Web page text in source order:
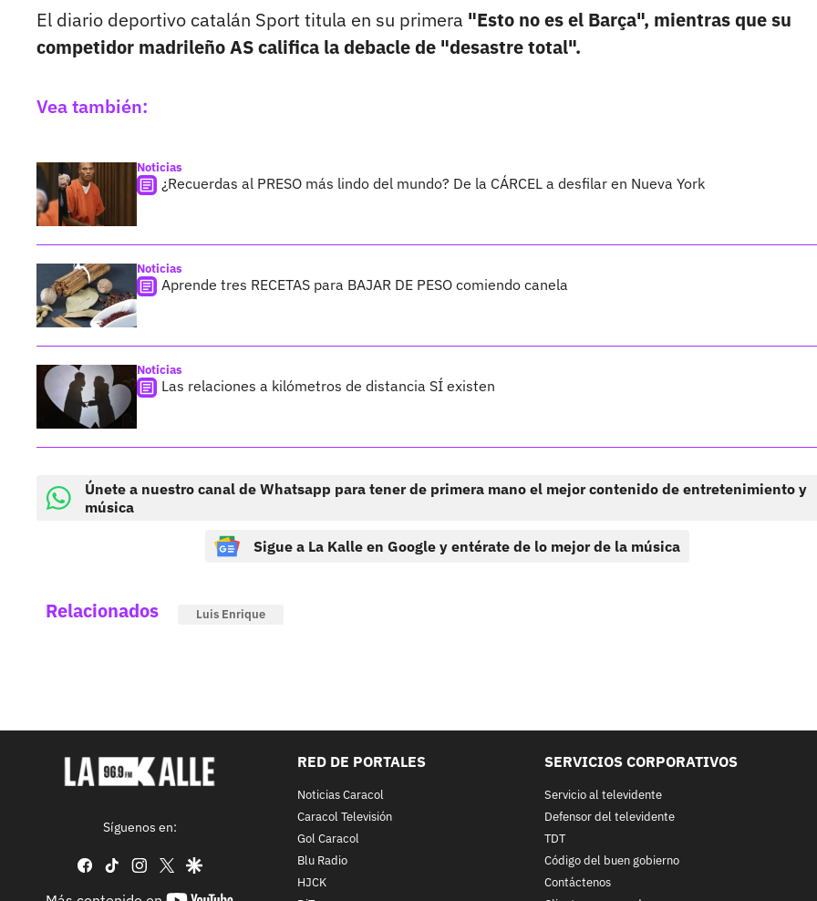
El diario deportivo catalán Sport titula en su primera "Esto no es el Barça", mientras que su
competidor madrileño AS califica la debacle de "desastre total".
Vea también:
Noticias
¿Recuerdas al PRESO más lindo del mundo? De la CÁRCEL a desfilar en Nueva York
Noticias
Aprende tres RECETAS para BAJAR DE PESO comiendo canela
Noticias
Las relaciones a kilómetros de distancia SÍ existen
Únete a nuestro canal de Whatsapp para tener de primera mano el mejor contenido de entretenimiento y
música
Sigue a La Kalle en Google y entérate de lo mejor de la música
Relacionados Luis Enrique
Síguenos en:
facebook
tiktok instagram
twittergoogle
RED DE PORTALES
Noticias Caracol
Caracol Televisión
Gol Caracol
Blu Radio
HJCK
SERVICIOS CORPORATIVOS
Servicio al televidente
Defensor del televidente
TDT
Código del buen gobierno
Contáctenos